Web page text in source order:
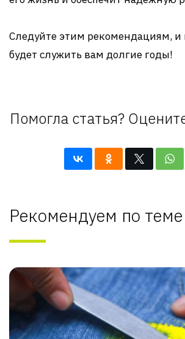
Следуйте этим рекомендациям,
будет служить вам долгие годы!
Помогла статья?
Рекомендуем по теме